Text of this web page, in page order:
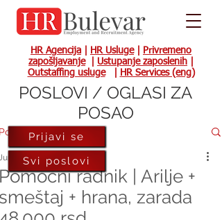
HR Agencija HR Usluge|
Privremeno
zapošljavanje| Ustupanje zaposlenih
Outstaffing usluge| HR Services (eng)
radnik | Arilje +
+ hrana, zarada
21, 2023
Prijavi se
Svi poslovi
POSLOVI / OGLASI ZA
POSAO